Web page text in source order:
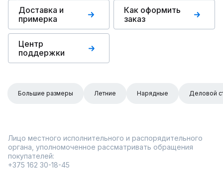
Доставка и
примерка
Как оформить
заказ
Центр
поддержки
Большие размеры Летние Нарядные Деловой
Лицо местного исполнительного и распорядительного
органа, уполномоченное рассматривать обращения
покупателей:
+375 162 30-18-45